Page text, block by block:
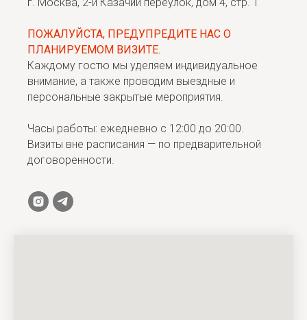
г. Москва, 2-й Казачий переулок, дом 4, стр. 1
ПОЖАЛУЙСТА, ПРЕДУПРЕДИТЕ НАС О
ПЛАНИРУЕМОМ ВИЗИТЕ.
Каждому гостю мы уделяем индивидуальное
внимание, а также проводим выездные и
персональные закрытые мероприятия.
Часы работы: ежедневно с 12:00 до 20:00.
Визиты вне расписания — по предварительной
договоренности.